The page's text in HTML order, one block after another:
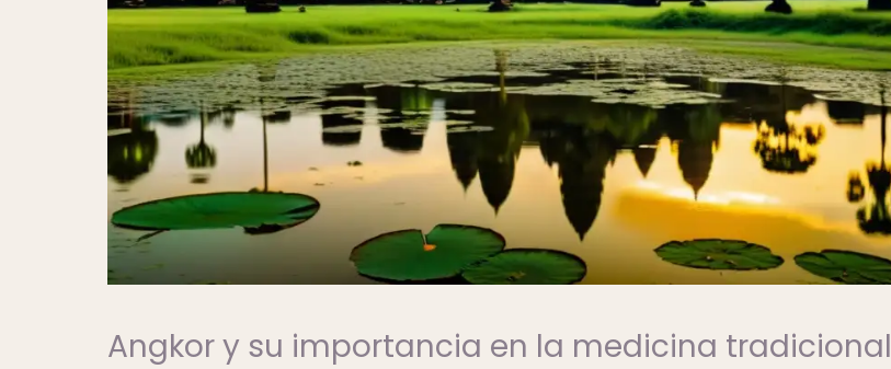
Angkor y su importancia en la medicina tradicional